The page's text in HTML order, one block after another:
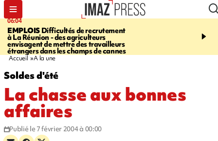
06:04
EMPLOIS Difficultés de recrutement
à La Réunion - des agriculteurs
envisagent de mettre des travailleurs
étrangers dans les champs de cannes
09:10
en panne sur la RN2,
Accueil A la une
Soldes d'été
La chasse aux bonnes
affaires
Publié le 7 février 2004 à 00:00